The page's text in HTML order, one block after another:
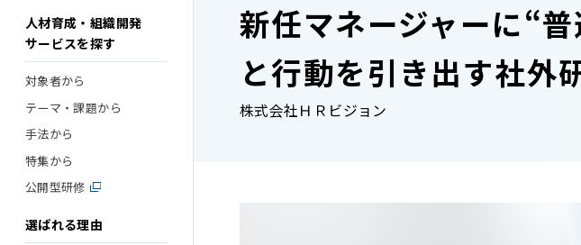
人材育成・組織開発
サービスを探す
対象者から
テーマ・課題から
手法から
特集から
公開型研修
選ばれる理由
新任マネージャーに“
と行動を引き出す社外
株式会社ＨＲビジョン